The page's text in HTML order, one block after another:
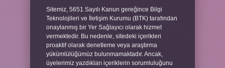
Sitemiz, 5651 Sayılı Kanun gereğince Bilgi
Teknolojileri ve İletişim Kurumu (BTK) tarafından
onaylanmış bir Yer Sağlayıcı olarak hizmet
vermektedir. Bu nedenle, sitedeki içerikleri
proaktif olarak denetleme veya araştırma
yükümlülüğümüz bulunmamaktadır. Ancak,
üyelerimiz yazdıkları içeriklerin sorumluluğunu